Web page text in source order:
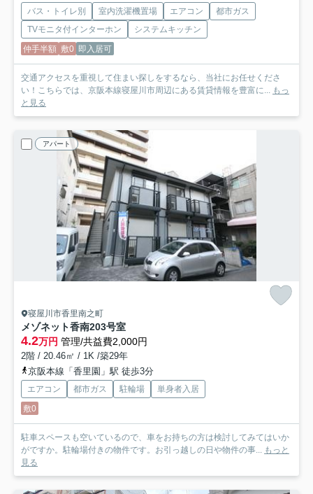
バス・トイレ別 室内洗濯機置場 エアコン
都市ガス
TVモニタ付インターホン
システムキッチン
仲手半額 敷0 即入居可
交通アクセスを重視して住まい探しをするなら、当社にお任せくださ
い！こちらでは、京阪本線寝屋川市周辺にある賃貸情報を豊富に... もっ
と見る
アパート
寝屋川市香里南之町
メゾネット香南203号室
4.2万円 管理/共益費2,000円
2階 / 20.46㎡ / 1K /築29年
京阪本線「香里園」駅 徒歩3分
エアコン 都市ガス 駐輪場
単身者入居
敷0
駐車スペースも空いているので、車をお持ちの方は検討してみてはいか
がですか。駐輪場付きの物件です。お引っ越しの日や物件の事...
もっと
見る